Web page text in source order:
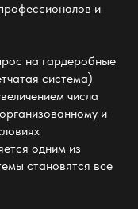
и
на гардеробные
система)
числа
и
одним из
становятся все